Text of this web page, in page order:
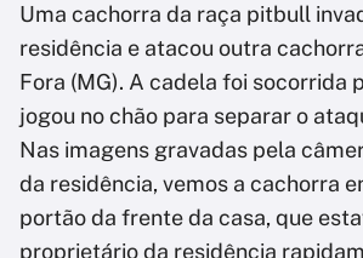
Uma cachorra da raça pitbull
residência e atacou outra
Fora (MG). A cadela foi socorrida
jogou no chão para separar o
Nas imagens gravadas pela
da residência, vemos a cachorra
portão da frente da casa, que
proprietário da residência